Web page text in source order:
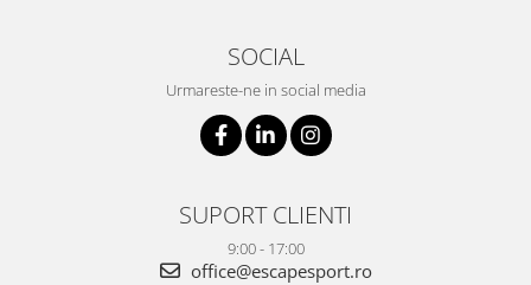
SOCIAL
Urmareste-ne in social media
SUPORT CLIENTI
9:00 - 17:00
office@escapesport.ro